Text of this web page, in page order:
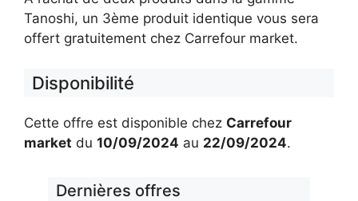
Tanoshi, un 3ème produit identique vous sera
offert gratuitement chez Carrefour market.
Disponibilité
Cette offre est disponible chez Carrefour
market du 10/09/2024 au 22/09/2024.
Dernières offres